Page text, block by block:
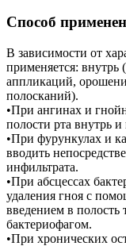
Способ
В зависимости от
применяется: внутрь
аппликаций,
полосканий).
•При ангинах и
полости рта внутрь
•При фурункулах и
вводить
инфильтрата.
•При абсцессах
удаления гноя с
введением в полость
бактериофагом.
•При хронических